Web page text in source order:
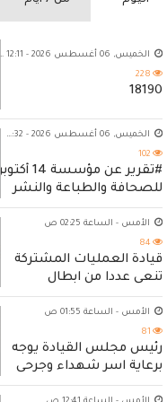
الخميس, 06 أغسطس 2026 - 12:11 ص
228
18190
الخميس, 06 أغسطس 2026 - 10:32 م
102
#تقرير عن مؤسسة 14 أكتوبر
للصحافة والطباعة والنشر
الأمس - الساعة 02:25 ص
84
قيادة العمليات المشتركة
تنعى عددا من ابطال
القوات المسلحة
الأمس - الساعة 01:55 ص
81
رئيس مجلس القيادة يوجه
برعاية اسر شهداء وجرحى
الهجوم الإرهابي الحوثي